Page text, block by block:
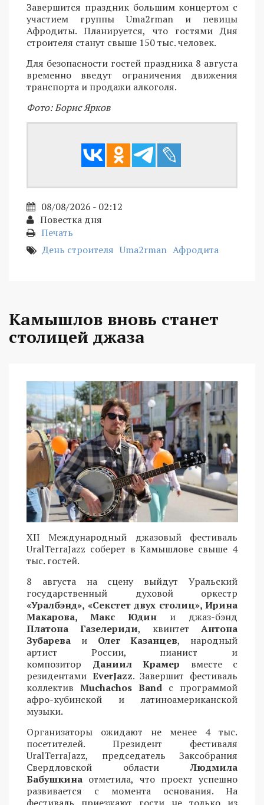
Завершится праздник большим концертом с
участием группы Uma2rman и певицы
Афродиты. Планируется, что гостями Дня
строителя станут свыше 150 тыс. человек.
Для безопасности гостей праздника 8 августа
временно введут ограничения движения
транспорта и продажи алкоголя.
Фото: Борис Ярков
08/08/2026 - 02:12
Повестка дня
Печать
День строителя Uma2rman Афродита
Камышлов вновь станет
столицей джаза
XII Международный джазовый фестиваль
UralTerraJazz соберет в Камышлове свыше 4
тыс. гостей.
8 августа на сцену выйдут Уральский
государственный духовой оркестр
«Уралбэнд», «Секстет двух столиц», Ирина
Макарова, Макс Юдин и джаз-бэнд
Платона Газелериди, квинтетАнтона
Зубарева и Олег Казанцев, народный
артист России, пианист и
композитор Даниил Крамер вместе с
резидентами EverJazz. Завершит фестиваль
коллектив Muchachos Band с программой
афро-кубинской и латиноамериканской
музыки.
Организаторы ожидают не менее 4 тыс.
посетителей. Президент фестиваля
UralTerraJazz, председатель Заксобрания
Свердловской областиЛюдмила
Бабушкина отметила, что проект успешно
развивается с момента основания. На